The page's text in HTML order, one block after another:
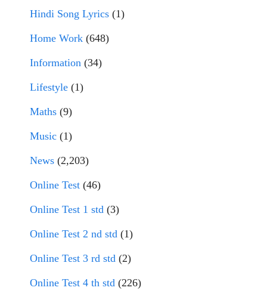
Hindi Song Lyrics (1)
Home Work (648)
Information (34)
Lifestyle (1)
Maths (9)
Music (1)
News (2,203)
Online Test (46)
Online Test 1 std (3)
Online Test 2 nd std (1)
Online Test 3 rd std (2)
Online Test 4 th std (226)